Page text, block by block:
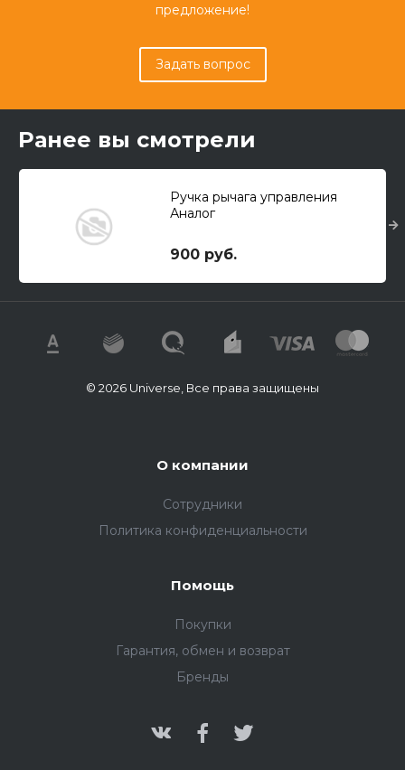
предложение!
Задать вопрос
Ранее вы смотрели
Ручка рычага управления
Аналог
900 руб.
© 2026 Universe, Все права защищены
О компании
Сотрудники
Политика конфиденциальности
Помощь
Покупки
Гарантия, обмен и возврат
Бренды